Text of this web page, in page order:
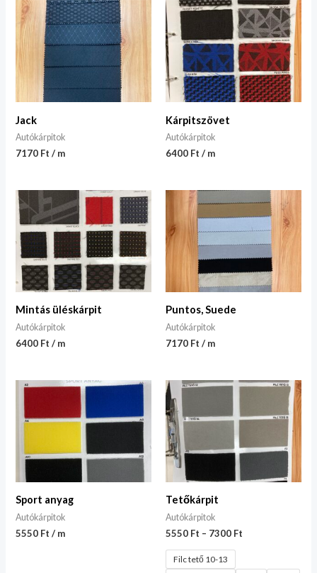
Jack
Autókárpitok
7170 Ft / m
Kárpitszövet
Autókárpitok
6400 Ft / m
Mintás üléskárpit
Autókárpitok
6400 Ft / m
Puntos, Suede
Autókárpitok
7170 Ft / m
Sport anyag
Autókárpitok
5550 Ft / m
Tetőkárpit
Autókárpitok
5550 Ft – 7300 Ft
Filc tető 10-13